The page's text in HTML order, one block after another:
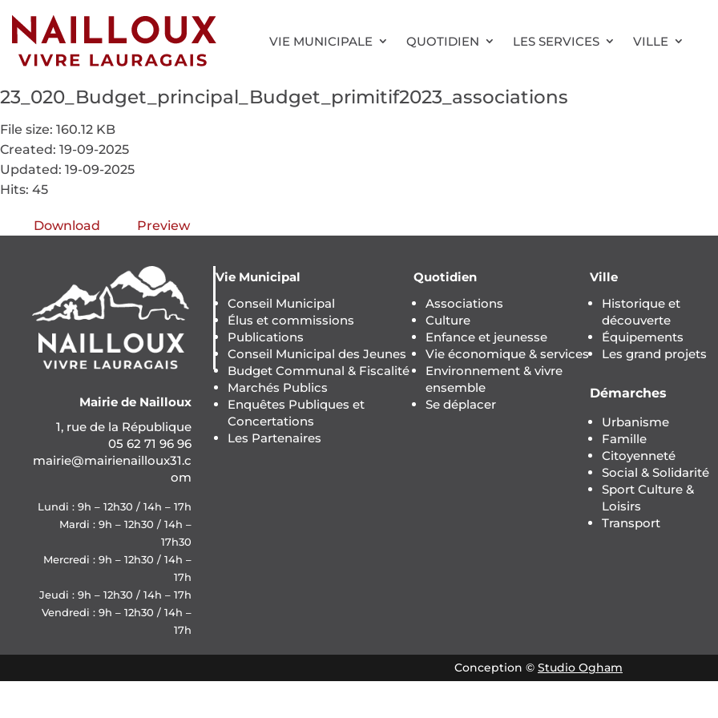
VIE MUNICIPALE QUOTIDIEN LES SERVICES VILLE
23_020_Budget_principal_Budget_primitif2023_associations
File size: 160.12 KB
Created: 19-09-2025
Updated: 19-09-2025
Hits: 45
Download Preview
Mairie de Nailloux
1, rue de la République
05 62 71 96 96
mairie@mairienailloux31.c
om
Lundi : 9h – 12h30 / 14h – 17h
Mardi : 9h – 12h30 / 14h –
17h30
Mercredi : 9h – 12h30 / 14h –
17h
Jeudi : 9h – 12h30 / 14h – 17h
Vendredi : 9h – 12h30 / 14h –
17h
Vie Municipal
Conseil Municipal
Élus et commissions
Publications
Conseil Municipal des Jeunes
Budget Communal & Fiscalité
Marchés Publics
Enquêtes Publiques et
Concertations
Les Partenaires
Quotidien
Associations
Culture
Enfance et jeunesse
Vie économique & services
Environnement & vivre
ensemble
Se déplacer
Ville
Historique et
découverte
Équipements
Les grand projets
Démarches
Urbanisme
Famille
Citoyenneté
Social & Solidarité
Sport Culture &
Loisirs
Transport
Conception © Studio Ogham